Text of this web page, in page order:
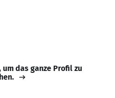
um das ganze Profil zu